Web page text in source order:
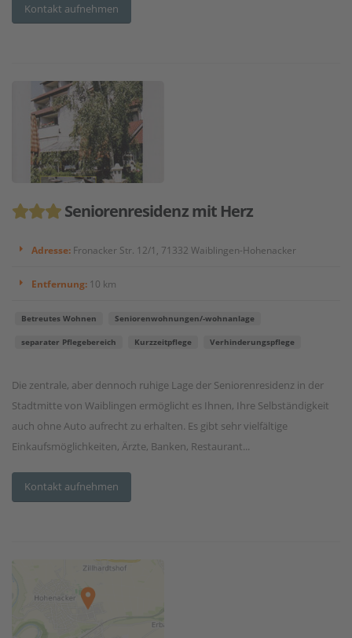
Kontakt aufnehmen
Seniorenresidenz mit Herz
Adresse: Fronacker Str. 12/1, 71332 Waiblingen-Hohenacker
Entfernung: 10 km
Betreutes Wohnen Seniorenwohnungen/-wohnanlage
separater Pflegebereich Kurzzeitpflege Verhinderungspflege
Die zentrale, aber dennoch ruhige Lage der Seniorenresidenz in der
Stadtmitte von Waiblingen ermöglicht es Ihnen, Ihre Selbständigkeit
auch ohne Auto aufrecht zu erhalten. Es gibt sehr vielfältige
Einkaufsmöglichkeiten, Ärzte, Banken, Restaurant...
Kontakt aufnehmen